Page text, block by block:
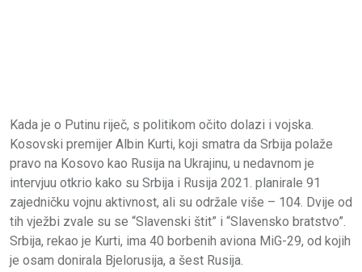
Kada je o Putinu riječ, s politikom očito dolazi i vojska.
Kosovski premijer Albin Kurti, koji smatra da Srbija polaže
pravo na Kosovo kao Rusija na Ukrajinu, u nedavnom je
intervjuu otkrio kako su Srbija i Rusija 2021. planirale 91
zajedničku vojnu aktivnost, ali su održale više – 104. Dvije od
tih vježbi zvale su se “Slavenski štit” i “Slavensko bratstvo”.
Srbija, rekao je Kurti, ima 40 borbenih aviona MiG-29, od kojih
je osam donirala Bjelorusija, a šest Rusija.